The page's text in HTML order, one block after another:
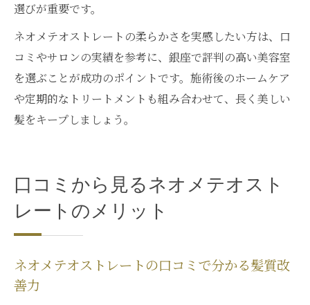
選びが重要です。
ネオメテオストレートの柔らかさを実感したい方は、口
コミやサロンの実績を参考に、銀座で評判の高い美容室
を選ぶことが成功のポイントです。施術後のホームケア
や定期的なトリートメントも組み合わせて、長く美しい
髪をキープしましょう。
口コミから見るネオメテオスト
レートのメリット
ネオメテオストレートの口コミで分かる髪質改
善力